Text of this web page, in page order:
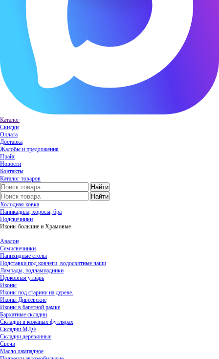
Каталог
Скидки
Оплата
Доставка
Жалобы и предложения
Прайс
Новости
Контакты
Каталог товаров
Холодная ковка
Паникадила, хоросы, бра
Подсвечники
Иконы большие и Храмовые
Аналои
Семисвечники
Панихидные столы
Подставки под ковчеги, водосвятные чаши
Лампады, подлампадники
Церковная утварь
Иконы
Иконы под старину на дереве.
Иконы Дивеевские
Иконы в багетной рамке
Бархатные складни
Складни в кожаных футлярах
Складни МДФ
Складни деревянные
Свечи
Масло лампадное